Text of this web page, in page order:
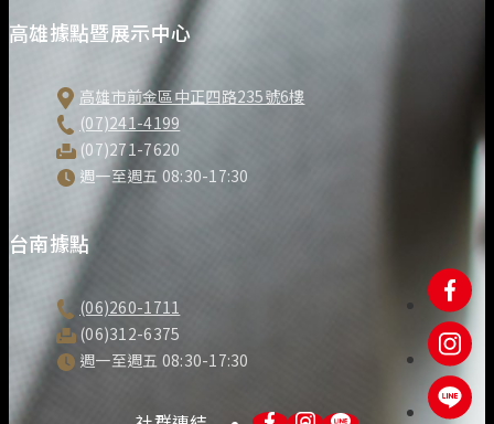
高雄據點暨展示中心
高雄市前金區中正四路235號6樓
(07)241-4199
(07)271-7620
週一至週五 08:30-17:30
台南據點
(06)260-1711
(06)312-6375
週一至週五 08:30-17:30